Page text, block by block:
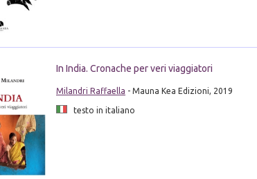
In India. Cronache per veri viaggiatori
Milandri Raffaella - Mauna Kea Edizioni, 2019
testo in italiano